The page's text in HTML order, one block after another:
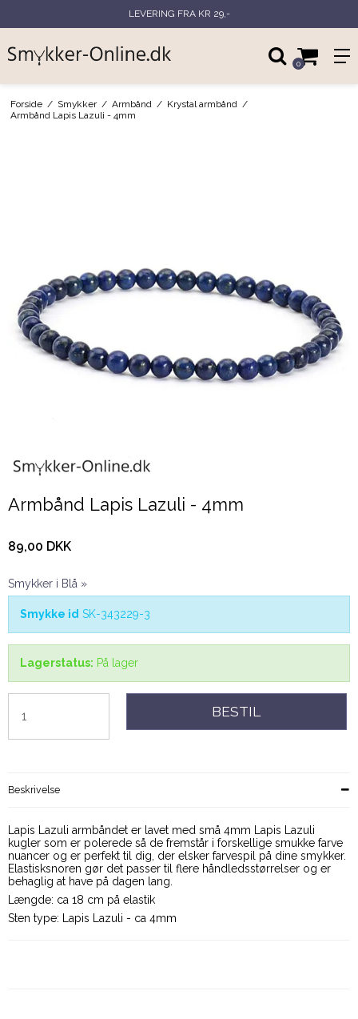
LEVERING FRA KR 29,-
0
Forside / Smykker / Armbånd / Krystal armbånd /
Armbånd Lapis Lazuli - 4mm
Armbånd Lapis Lazuli - 4mm
89,00 DKK
Smykker i Blå »
Smykke id SK-343229-3
Lagerstatus: På lager
BESTIL
Beskrivelse
Lapis Lazuli armbåndet er lavet med små 4mm Lapis Lazuli
kugler som er polerede så de fremstår i forskellige smukke farve
nuancer og er perfekt til dig, der elsker farvespil på dine smykker.
Elastisksnoren gør det passer til flere håndledsstørrelser og er
behaglig at have på dagen lang.
Længde: ca 18 cm på elastik
Sten type: Lapis Lazuli - ca 4mm